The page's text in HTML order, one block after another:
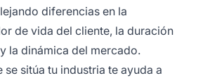
diferencias en la
de vida del cliente, la duración
la dinámica del mercado.
sitúa tu industria te ayuda a